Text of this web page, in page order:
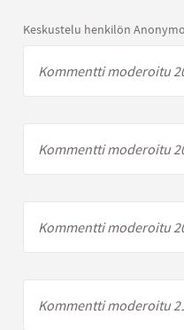
Keskustelu henkilön
Kommentti moderoitu
Kommentti moderoitu
Kommentti moderoitu
Kommentti moderoitu